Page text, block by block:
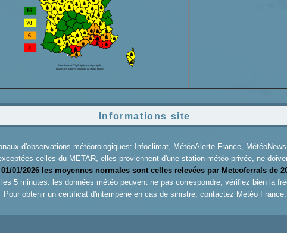
Informations site
d'observations météorologiques: Infoclimat, MétéoAlerte France,
celles du METAR, elles proviennent d'une station météo privée, ne
01/2026 les moyennes normales sont celles relevées par Meteoferrals de
5 minutes. les données météo peuvent ne pas correspondre, vérifiez bien la
Pour obtenir un certificat d'intempérie en cas de sinistre, contactez Météo France.